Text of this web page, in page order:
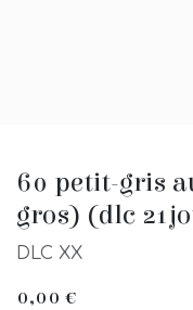
60 petit-gris
gros) (dlc
DLC XX
0,00 €